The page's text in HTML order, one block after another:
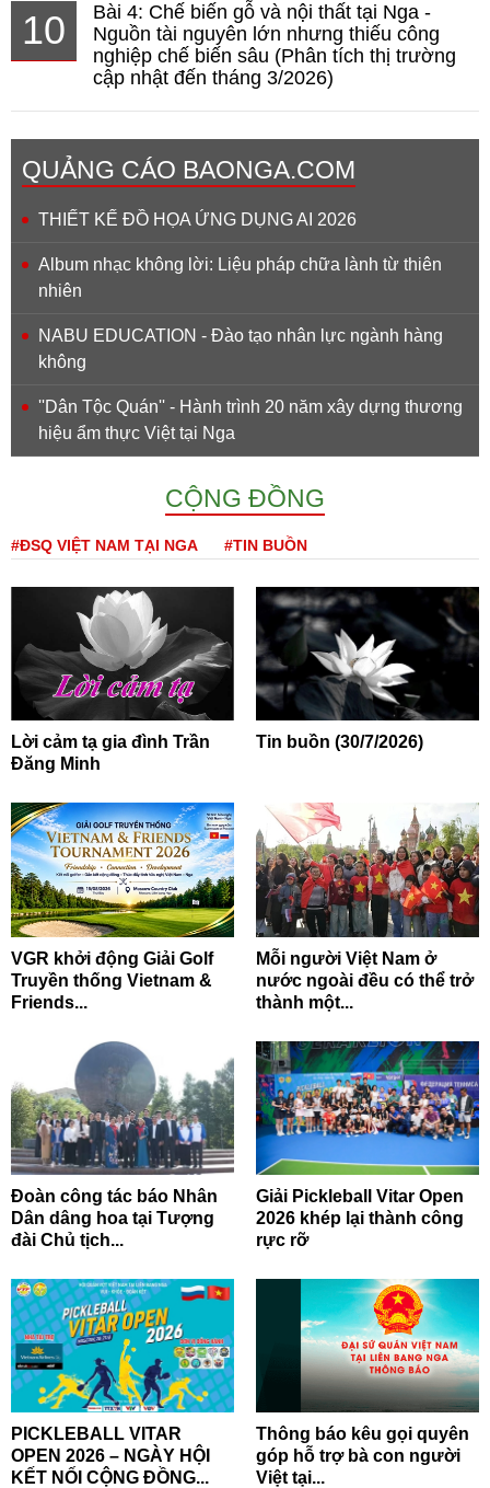
10
Bài 4: Chế biến gỗ và nội thất tại Nga -
Nguồn tài nguyên lớn nhưng thiếu công
nghiệp chế biến sâu (Phân tích thị trường
cập nhật đến tháng 3/2026)
QUẢNG CÁO BAONGA.COM
THIẾT KẾ ĐỒ HỌA ỨNG DỤNG AI 2026
Album nhạc không lời: Liệu pháp chữa lành từ thiên
nhiên
NABU EDUCATION - Đào tạo nhân lực ngành hàng
không
''Dân Tộc Quán'' - Hành trình 20 năm xây dựng thương
hiệu ẩm thực Việt tại Nga
CỘNG ĐỒNG
#ĐSQ VIỆT NAM TẠI NGA #TIN BUỒN
Lời cảm tạ gia đình Trần
Đăng Minh
Tin buồn (30/7/2026)
VGR khởi động Giải Golf
Truyền thống Vietnam &
Friends...
Mỗi người Việt Nam ở
nước ngoài đều có thể trở
thành một...
Đoàn công tác báo Nhân
Dân dâng hoa tại Tượng
đài Chủ tịch...
Giải Pickleball Vitar Open
2026 khép lại thành công
rực rỡ
PICKLEBALL VITAR
OPEN 2026 – NGÀY HỘI
KẾT NỐI CỘNG ĐỒNG...
Thông báo kêu gọi quyên
góp hỗ trợ bà con người
Việt tại...